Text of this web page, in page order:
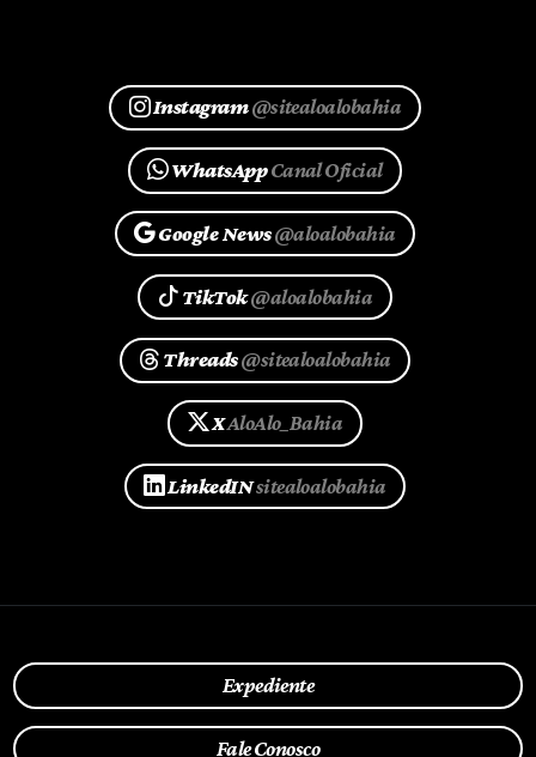
Instagram@sitealoalobahia
WhatsAppCanal Oficial
Google News@aloalobahia
TikTok@aloalobahia
Threads@sitealoalobahia
XAloAlo_Bahia
LinkedINsitealoalobahia
Expediente
Fale Conosco